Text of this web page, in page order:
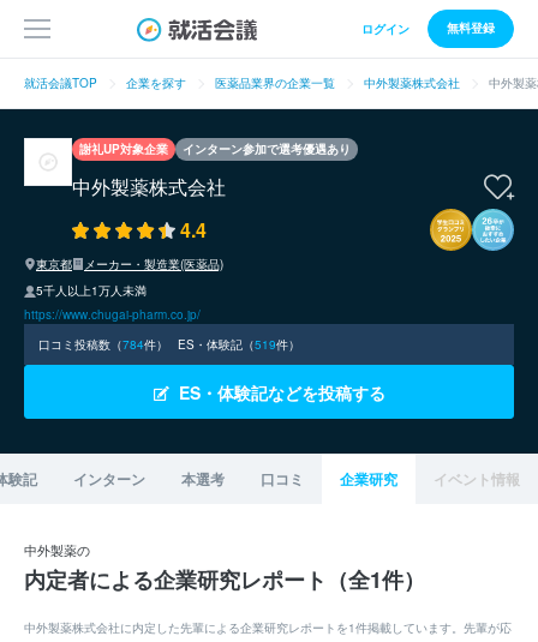
ログイン 無料登録
就活会議TOP 企業を探す 医薬品業界の企業一覧 中外製薬株式会社 中外製
謝礼UP対象企業 インターン参加で選考優遇あり
中外製薬株式会社
4.4
東京都
メーカー・製造業(医薬品)
5千人以上1万人未満
https://www.chugai-pharm.co.jp/
口コミ投稿数（784件） ES・体験記（519件）
ES・体験記などを投稿する
験記 インターン 本選考 口コミ 企業研究 イベント情報
中外製薬の
内定者による企業研究レポート（全1件）
中外製薬株式会社に内定した先輩による企業研究レポートを1件掲載しています。先輩が応